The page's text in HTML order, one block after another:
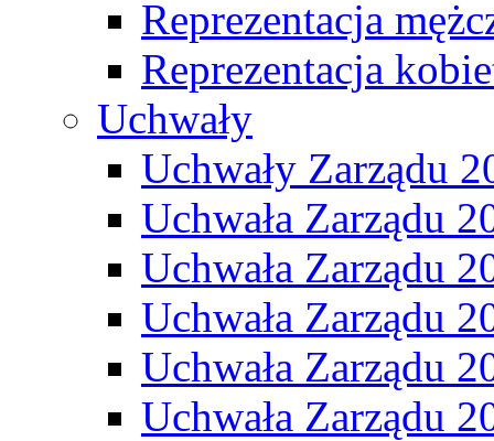
Reprezentacja
Reprezentacja
Uchwały
Uchwały Zarządu
Uchwała Zarządu
Uchwała Zarządu
Uchwała Zarządu
Uchwała Zarządu
Uchwała Zarządu